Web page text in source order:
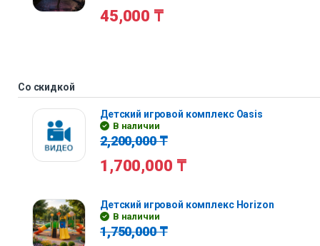
45,000 ₸
Со скидкой
Детский игровой комплекс Oasis
В наличии
2,200,000₸
1,700,000 ₸
Детский игровой комплекс Horizon
В наличии
1,750,000₸